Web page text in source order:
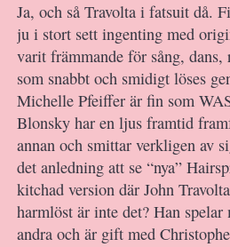
Ja, och så Travolta i fatsuit då.
ju i stort sett ingenting med
varit främmande för sång,
som snabbt och smidigt löses
Michelle Pfeiffer är fin som
Blonsky har en ljus framtid
annan och smittar verkligen av
det anledning att se “nya”
kitchad version där John
harmlöst är inte det? Han
andra och är gift med